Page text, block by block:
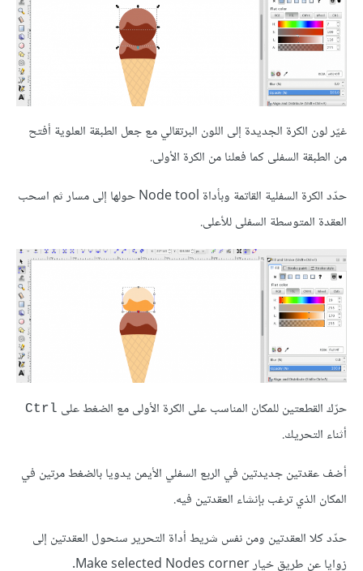
غيّر لون الكرة الجديدة إلى اللون البرتقالي مع جعل الطبقة العلوية أفتح
من الطبقة السفلى كما فعلنا من الكرة الأولى.
حدّد الكرة السفلية القاتمة وبأداة Node tool حولها إلى مسار ثم اسحب
العقدة المتوسطة السفلى للأعلى.
حرّك القطعتين للمكان المناسب على الكرة الأولى مع الضغط على Ctrl
أثناء التحريك.
أضف عقدتين جديدتين في الربع السفلي الأيمن يدويا بالضغط مرتين في
المكان الذي ترغب بإنشاء العقدتين فيه.
حدّد كلا العقدتين ومن نفس شريط أداة التحرير سنحول العقدتين إلى
زوايا عن طريق خيار Make selected Nodes corner.